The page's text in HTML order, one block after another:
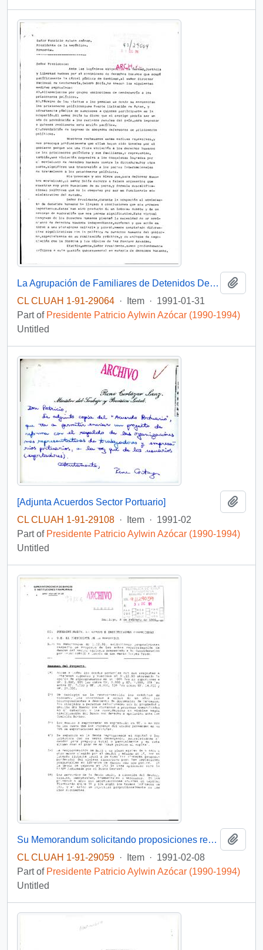
La Agrupación de Familiares de Detenidos Desaparecidos junto a otras organizaciones sociales solicita reunirse con autoridades políticas para conversar acerca de la situación de los prisioneros políticos en Chile
CL CLUAH 1-91-29064 · Item · 1991-01-31
Part of Presidente Patricio Aylwin Azócar (1990-1994)
Untitled
[Adjunta Acuerdos Sector Portuario]
CL CLUAH 1-91-29108 · Item · 1991-02
Part of Presidente Patricio Aylwin Azócar (1990-1994)
Untitled
Su Memorandum solicitando proposiciones respecto de Proyecto de Ley sobre reprogramación de deudas del sector agrícola presentado a su consideración por FEDAC-Curico
CL CLUAH 1-91-29059 · Item · 1991-02-08
Part of Presidente Patricio Aylwin Azócar (1990-1994)
Untitled